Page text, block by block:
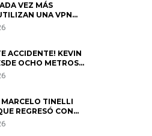
VEZ MÁS
UNA VPN
SU
ACCIDENTE! KEVIN
OCHO METROS
Y GENERA
MARCELO TINELLI
REGRESÓ CON
“EL AMOR